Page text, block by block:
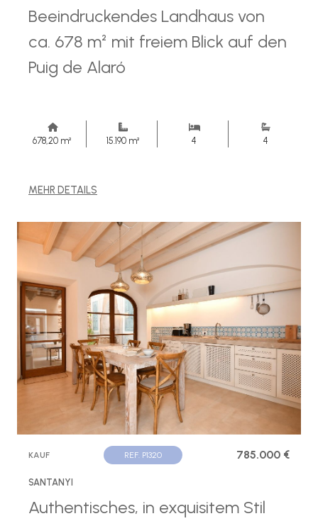
Beeindruckendes Landhaus von
ca. 678 m² mit freiem Blick auf den
Puig de Alaró
678,20 m² 15.190 m² 4 4
MEHR DETAILS
KAUF REF. P1320 785.000 €
SANTANYI
Authentisches, in exquisitem Stil